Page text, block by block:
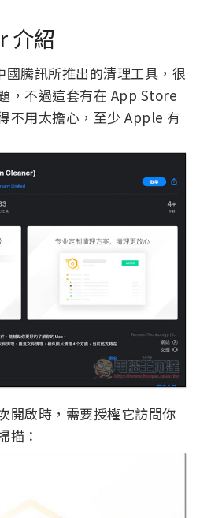
介紹
騰訊所推出的清理工具，很
，不過這套有在 App Store
不用太擔心，至少 Apple 有
開啟時，需要授權它訪問你
描：